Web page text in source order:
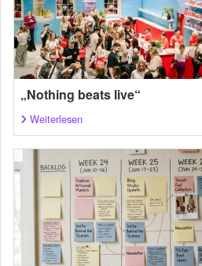
„Nothing beats live“
Weiterlesen